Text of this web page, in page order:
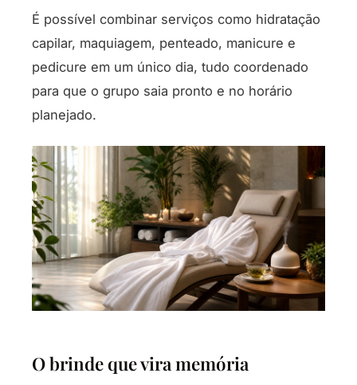
É possível combinar serviços como hidratação
capilar, maquiagem, penteado, manicure e
pedicure em um único dia, tudo coordenado
para que o grupo saia pronto e no horário
planejado.
O brinde que vira memória